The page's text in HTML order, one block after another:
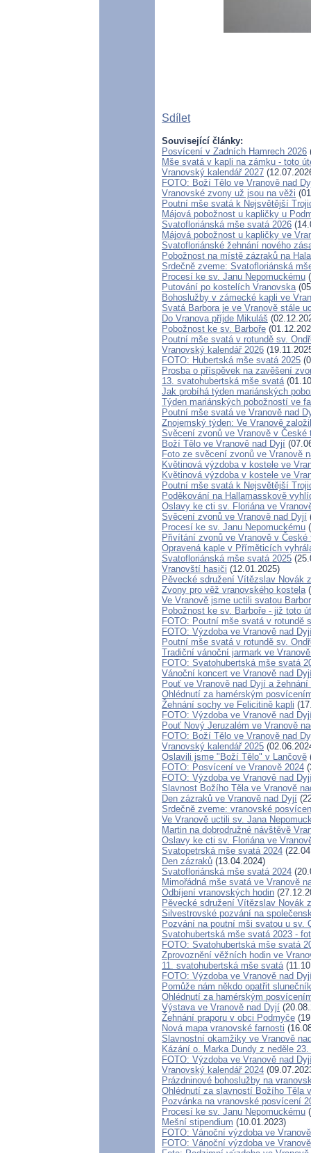
Sdílet
Související články:
Posvícení v Zadních Hamrech 2026
Mše svatá v kapli na zámku - toto
Vranovský kalendář 2027
FOTO: Boží Tělo ve Vranově nad
Vranovské zvony už jsou na věži
Poutní mše svatá k Nejsvětější
Májová pobožnost u kapličky u
Svatofloriánská mše svatá 2026
Májová pobožnost u kapličky ve
Svatofloriánské žehnání nového
Pobožnost na místě zázraků na
Srdečně zveme: Svatofloriánská
Procesí ke sv. Janu Nepomuckému
Putování po kostelích Vranovska
Bohoslužby v zámecké kapli ve
Svatá Barbora je ve Vranově stále
Do Vranova příjde Mikuláš
Pobožnost ke sv. Barboře
Poutní mše svatá v rotundě sv.
Vranovský kalendář 2026
FOTO: Hubertská mše svatá 2025
Prosba o příspěvek na zavěšení
13. svatohubertská mše svatá
Jak probíhá týden mariánských
Týden mariánských pobožností ve
Poutní mše svatá ve Vranově nad
Znojemský týden: Ve Vranově
Svěcení zvonů ve Vranově v České
Boží Tělo ve Vranově nad Dyjí
Foto ze svěcení zvonů ve Vranově
Květinová výzdoba v kostele ve
Květinová výzdoba v kostele ve
Poutní mše svatá k Nejsvětější
Poděkování na Hallamasskově
Oslavy ke cti sv. Floriána ve
Svěcení zvonů ve Vranově nad Dyjí
Procesí ke sv. Janu Nepomuckému
Přivítání zvonů ve Vranově v České
Opravená kaple v Příměticích
Svatofloriánská mše svatá 2025
Vranovští hasiči (12.01.2025)
Pěvecké sdružení Vítězslav Novák
Zvony pro věž vranovského kostela
Ve Vranově jsme uctili svatou
Pobožnost ke sv. Barboře - již toto
FOTO: Poutní mše svatá v rotundě
FOTO: Výzdoba ve Vranově nad
Poutní mše svatá v rotundě sv.
Tradiční vánoční jarmark ve
FOTO: Svatohubertská mše svatá
Vánoční koncert ve Vranově nad
Pouť ve Vranově nad Dyjí a
Ohlédnutí za hamérským
Žehnání sochy ve Felicitině kapli
FOTO: Výzdoba ve Vranově nad
Pouť Nový Jeruzalém ve Vranově
FOTO: Boží Tělo ve Vranově nad
Vranovský kalendář 2025
Oslavili jsme "Boží Tělo" v Lančově
FOTO: Posvícení ve Vranově 2024
FOTO: Výzdoba ve Vranově nad
Slavnost Božího Těla ve Vranově
Den zázraků ve Vranově nad Dyjí
Srdečně zveme: vranovské
Ve Vranově uctili sv. Jana
Martin na dobrodružné návštěvě
Oslavy ke cti sv. Floriána ve
Svatopetrská mše svatá 2024
Den zázraků (13.04.2024)
Svatofloriánská mše svatá 2024
Mimořádná mše svatá ve Vranově
Odbíjení vranovských hodin
Pěvecké sdružení Vítězslav Novák
Silvestrovské pozvání na
Pozvání na poutní mši svatou u sv.
Svatohubertská mše svatá 2023 -
FOTO: Svatohubertská mše svatá
Zprovoznění věžních hodin ve
11. svatohubertská mše svatá
FOTO: Výzdoba ve Vranově nad
Pomůže nám někdo opatřit
Ohlédnutí za hamérským
Výstava ve Vranově nad Dyjí
Žehnání praporu v obci Podmyče
Nová mapa vranovské farnosti
Slavnostní okamžiky ve Vranově
Kázání o. Marka Dundy z neděle
FOTO: Výzdoba ve Vranově nad
Vranovský kalendář 2024
Prázdninové bohoslužby na
Ohlédnutí za slavností Božího Těla
Pozvánka na vranovské posvícení
Procesí ke sv. Janu Nepomuckému
Mešní stipendium (10.01.2023)
FOTO: Vánoční výzdoba ve
FOTO: Vánoční výzdoba ve